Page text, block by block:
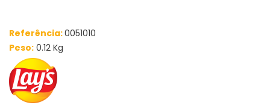
Referência:0051010
Peso: 0.12 Kg